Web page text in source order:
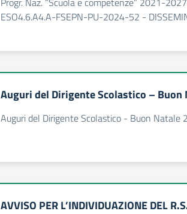
ESO4.6.A4.A-FSEPN-PU-2024-52 -
Auguri del Dirigente Scolastico – Buon
Auguri del Dirigente Scolastico - Buon Natale
AVVISO PER L’INDIVIDUAZIONE DEL